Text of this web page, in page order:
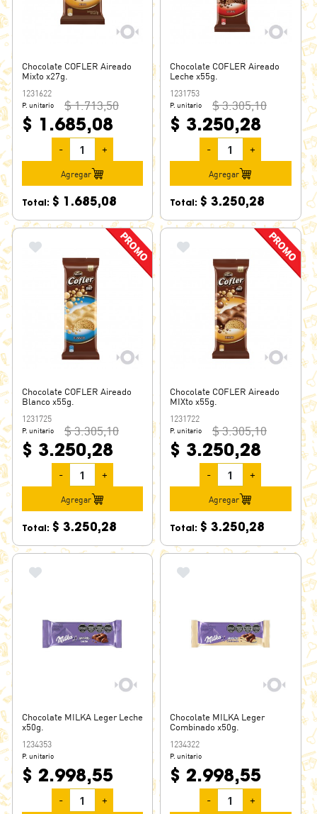
Chocolate COFLER Aireado
Mixto x27g.
1231622
P. unitario $ 1.713,50
$ 1.685,08
- +
Agregar
Total: $ 1.685,08
Chocolate COFLER Aireado
Leche x55g.
1231753
P. unitario $ 3.305,10
$ 3.250,28
- +
Agregar
Total: $ 3.250,28
Chocolate COFLER Aireado
Blanco x55g.
1231725
P. unitario $ 3.305,10
$ 3.250,28
- +
Agregar
Total: $ 3.250,28
Chocolate COFLER Aireado
MIXto x55g.
1231722
P. unitario $ 3.305,10
$ 3.250,28
- +
Agregar
Total: $ 3.250,28
Chocolate MILKA Leger Leche
x50g.
1234353
P. unitario
$ 2.998,55
- +
Chocolate MILKA Leger
Combinado x50g.
1234322
P. unitario
$ 2.998,55
- +